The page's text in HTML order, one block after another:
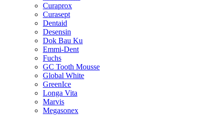
Curaprox
Curasept
Dentaid
Desensin
Dok Bau Ku
Emmi-Dent
Fuchs
GC Tooth Mousse
Global White
GreenIce
Longa Vita
Marvis
Megasonex